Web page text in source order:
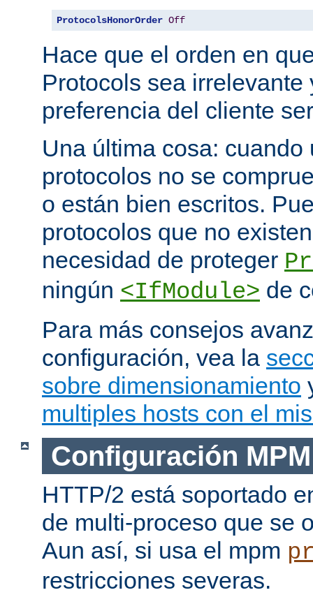
ProtocolsHonorOrder Off
Hace que el orden en
Protocols sea irrelevante
preferencia del cliente
Una última cosa:
protocolos no se
o están bien escritos.
protocolos que no
necesidad de proteger
ningún <IfModule> de
Para más consejos
configuración, vea la
sobre dimensionamiento
multiples hosts con el
Configuración MPM
HTTP/2 está soportado
de multi-proceso que se
Aun así, si usa el mpm
restricciones severas.